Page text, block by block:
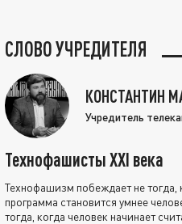
СЛОВО УЧРЕДИТЕЛЯ
КОНСТАНТИН
Учредитель
Технофашисты XXI века
Технофашизм побеждает не тогда,
программа становится умнее
тогда, когда человек начинает